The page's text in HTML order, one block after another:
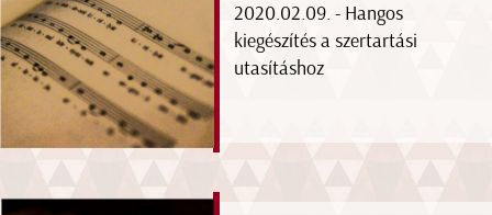
2020.02.09. - Hangos
kiegészítés a szertartási
utasításhoz